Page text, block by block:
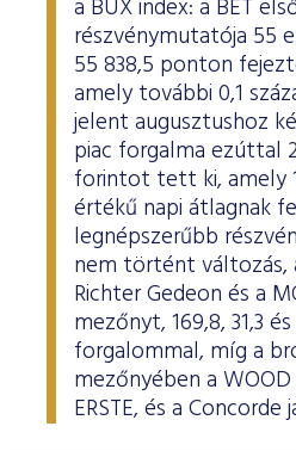
ESG Útmutató
a BUX index: a BÉT
részvénymutatója 55
55 838,5 ponton
amely további 0,1
jelent augusztushoz
piac forgalma ezúttal
forintot tett ki, amely
értékű napi átlagnak
legnépszerűbb
nem történt változás,
Richter Gedeon és a
mezőnyt, 169,8, 31,3
forgalommal, míg a
mezőnyében a
ERSTE, és a Concorde